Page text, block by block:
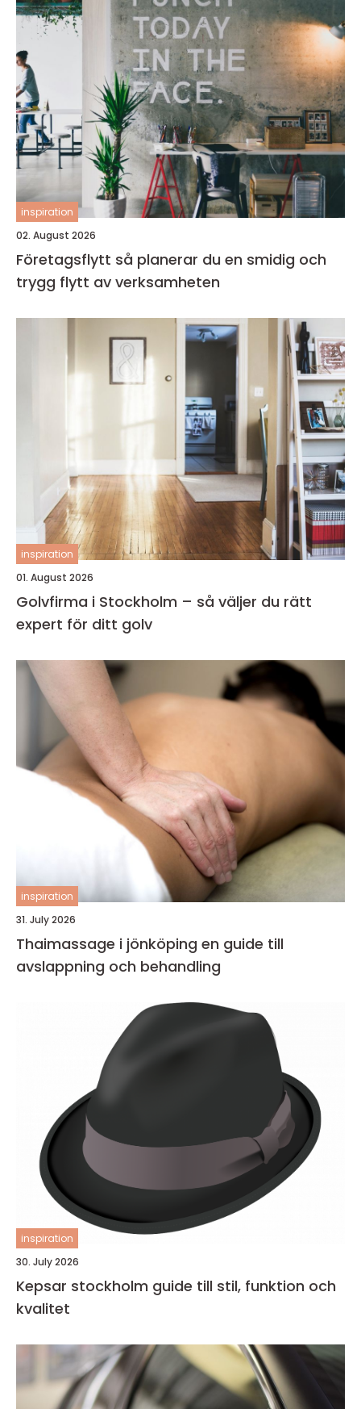
inspiration
02. August 2026
Företagsflytt så planerar du en smidig och
trygg flytt av verksamheten
inspiration
01. August 2026
Golvfirma i Stockholm – så väljer du rätt
expert för ditt golv
inspiration
31. July 2026
Thaimassage i jönköping en guide till
avslappning och behandling
inspiration
30. July 2026
Kepsar stockholm guide till stil, funktion och
kvalitet